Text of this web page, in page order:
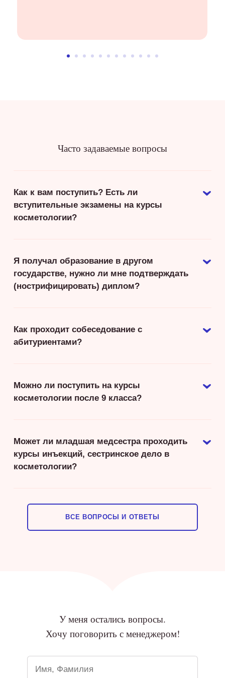
Часто задаваемые вопросы
Как к вам поступить? Есть ли
вступительные экзамены на курсы
косметологии?
Я получал образование в другом
государстве, нужно ли мне подтверждать
(нострифицировать) диплом?
Как проходит собеседование с
абитуриентами?
Можно ли поступить на курсы
косметологии после 9 класса?
Может ли младшая медсестра проходить
курсы инъекций, сестринское дело в
косметологии?
ВСЕ ВОПРОСЫ И ОТВЕТЫ
У меня остались вопросы.
Хочу поговорить с менеджером!